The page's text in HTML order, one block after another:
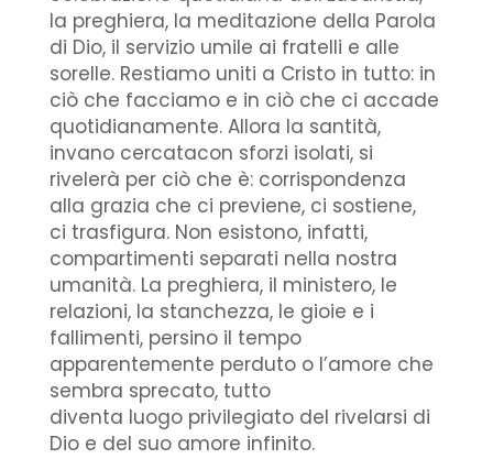
la preghiera, la meditazione della Parola
di Dio, il servizio umile ai fratelli e alle
sorelle. Restiamo uniti a Cristo in tutto: in
ciò che facciamo e in ciò che ci accade
quotidianamente. Allora la santità,
invano cercatacon sforzi isolati, si
rivelerà per ciò che è: corrispondenza
alla grazia che ci previene, ci sostiene,
ci trasfigura. Non esistono, infatti,
compartimenti separati nella nostra
umanità. La preghiera, il ministero, le
relazioni, la stanchezza, le gioie e i
fallimenti, persino il tempo
apparentemente perduto o l’amore che
sembra sprecato, tutto
diventa luogo privilegiato del rivelarsi di
Dio e del suo amore infinito.